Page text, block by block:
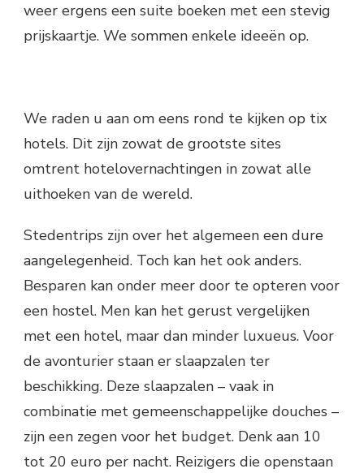
weer ergens een suite boeken met een stevig
prijskaartje. We sommen enkele ideeën op.
We raden u aan om eens rond te kijken op tix
hotels. Dit zijn zowat de grootste sites
omtrent hotelovernachtingen in zowat alle
uithoeken van de wereld.
Stedentrips zijn over het algemeen een dure
aangelegenheid. Toch kan het ook anders.
Besparen kan onder meer door te opteren voor
een hostel. Men kan het gerust vergelijken
met een hotel, maar dan minder luxueus. Voor
de avonturier staan er slaapzalen ter
beschikking. Deze slaapzalen – vaak in
combinatie met gemeenschappelijke douches –
zijn een zegen voor het budget. Denk aan 10
tot 20 euro per nacht. Reizigers die openstaan